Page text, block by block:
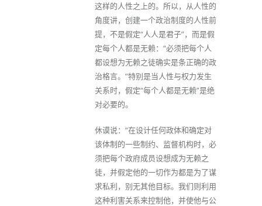
这样的人性之上的。所以，从人性的
角度讲，创建一个政治制度的人性前
提，不是假定“人人是君子”，而是假
定每个人都是无赖：“必须把每个人
都设想为无赖之徒确实是条正确的政
治格言。”特别是当人性与权力发生
关系时，假定“每个人都是无赖”是绝
对必要的。
休谟说：“在设计任何政体和确定对
该体制的一些制约、监督机构时，必
须把每个政府成员设想成为无赖之
徒，并假定他的一切作为都是为了谋
求私利，别无其他目标。我们则利用
这种利害关系来控制他，并使他与公